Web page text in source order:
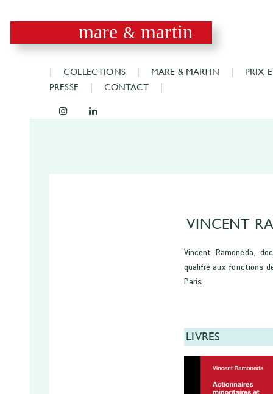
mare & martin
COLLECTIONS MARE & MARTIN
PRIX
PRESSE
CONTACT
VINCENT
Vincent Ramoneda,
qualifié aux fonctions
Paris.
LIVRES